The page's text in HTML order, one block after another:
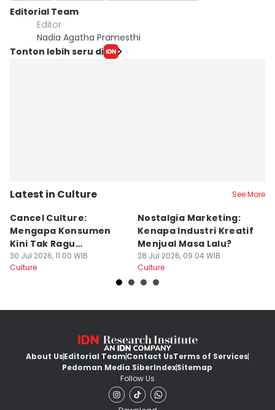
Editorial Team
Editor
Nadia Agatha Pramesthi
Tonton lebih seru di
Latest in Culture See More
Cancel Culture:
Mengapa Konsumen
Kini Tak Ragu
Meninggalkan Brand
30 Jul 2026, 11:00 WIB
Culture
Nostalgia Marketing:
Kenapa Industri Kreatif
Menjual Masa Lalu?
28 Jul 2026, 09:04 WIB
Culture
About UsEditorial TeamContact UsTerms of Services
Pedoman Media SiberIndexSitemap
Follow Us